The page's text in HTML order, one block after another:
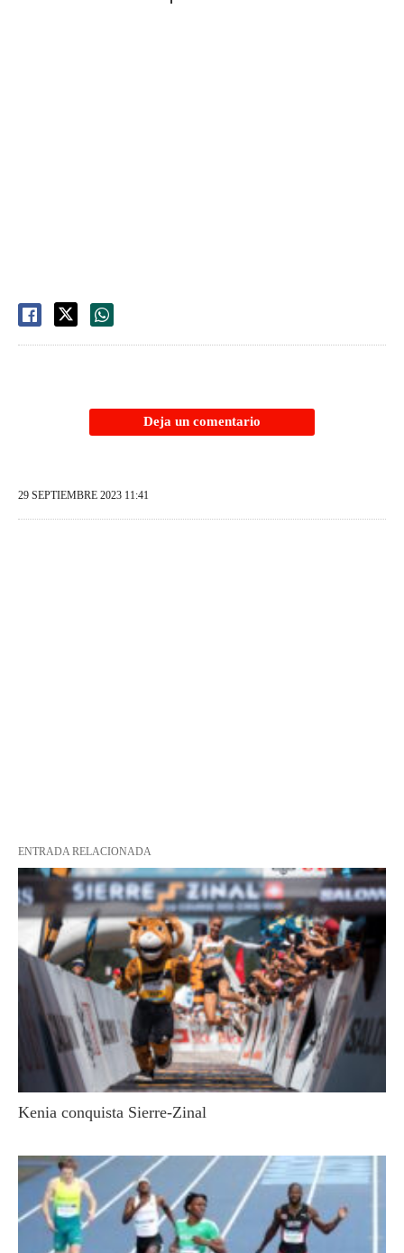
Deja un comentario
29 SEPTIEMBRE 2023 11:41
ENTRADA RELACIONADA
Kenia conquista Sierre-Zinal